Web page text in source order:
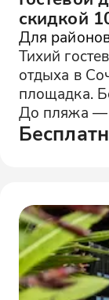
скидкой
Для
Тихий
отдыха в
площадка.
До пляжа —